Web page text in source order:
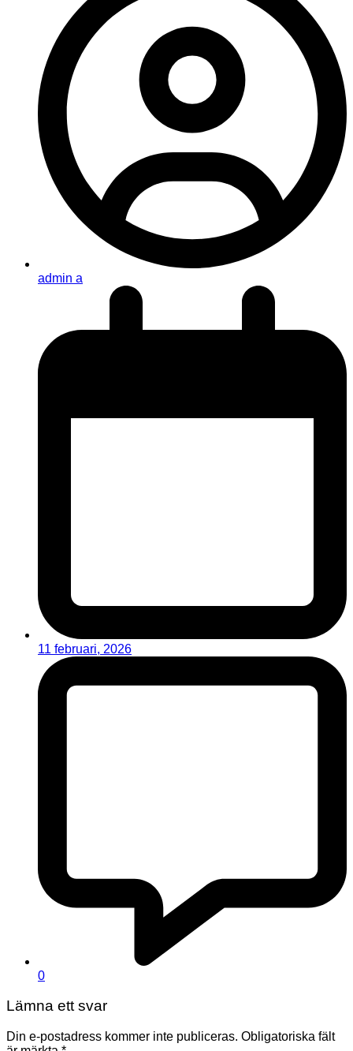
admin a
11 februari, 2026
0
Lämna ett svar
Din e-postadress kommer inte publiceras. Obligatoriska fält